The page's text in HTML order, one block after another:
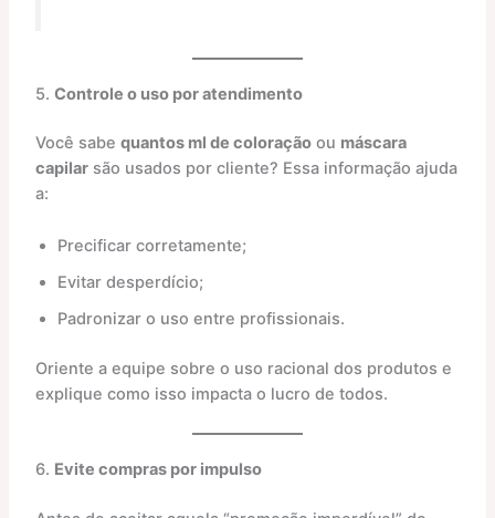
5. Controle o uso por atendimento
Você sabe quantos ml de coloraçãoou máscara
capilarsão usados por cliente? Essa informação ajuda
a:
Precificar corretamente;
Evitar desperdício;
Padronizar o uso entre profissionais.
Oriente a equipe sobre o uso racional dos produtos e
explique como isso impacta o lucro de todos.
6. Evite compras por impulso